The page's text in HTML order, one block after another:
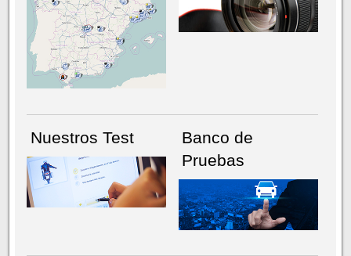
NÚMERO ACTUALHEMEROTECA
Nuestros Test
Banco de
Pruebas